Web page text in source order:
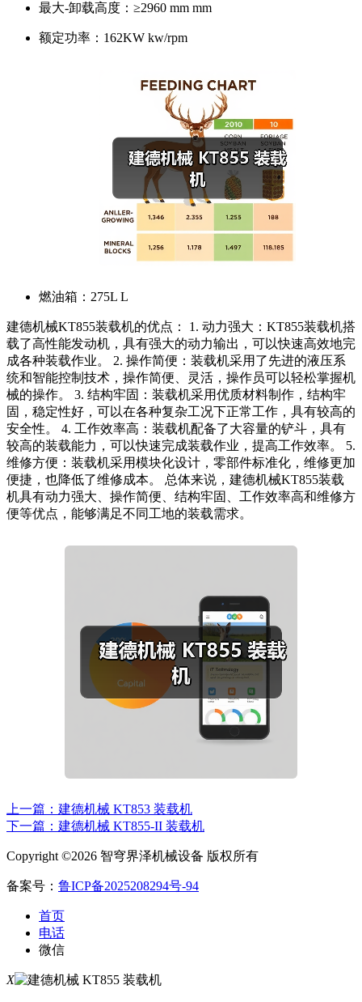
最大-卸载高度： ≥2960 mm mm
额定功率： 162KW kw/rpm
燃油箱： 275L L
建德机械KT855装载机的优点： 1. 动力强大：KT855装载机搭
载了高性能发动机，具有强大的动力输出，可以快速高效地完
成各种装载作业。 2. 操作简便：装载机采用了先进的液压系
统和智能控制技术，操作简便、灵活，操作员可以轻松掌握机
械的操作。 3. 结构牢固：装载机采用优质材料制作，结构牢
固，稳定性好，可以在各种复杂工况下正常工作，具有较高的
安全性。 4. 工作效率高：装载机配备了大容量的铲斗，具有
较高的装载能力，可以快速完成装载作业，提高工作效率。 5.
维修方便：装载机采用模块化设计，零部件标准化，维修更加
便捷，也降低了维修成本。 总体来说，建德机械KT855装载
机具有动力强大、操作简便、结构牢固、工作效率高和维修方
便等优点，能够满足不同工地的装载需求。
上一篇：建德机械 KT853 装载机
下一篇：建德机械 KT855-II 装载机
Copyright ©2026 智穹界泽机械设备 版权所有
备案号： 鲁ICP备2025208294号-94
首页
电话
微信
X